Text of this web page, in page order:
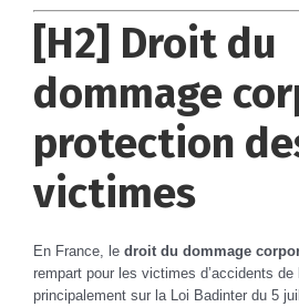
[H2] Droit du
dommage
protection
victimes
En France, le droit du dommage
rempart pour les victimes d’accidents de
principalement sur la Loi Badinter du 5